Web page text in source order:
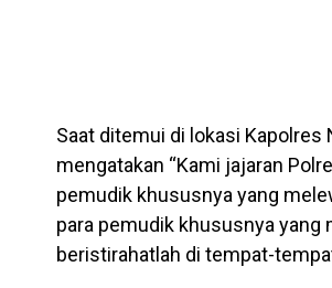
Saat ditemui di lokasi Kapolres
mengatakan “Kami jajaran
pemudik khususnya yang
para pemudik khususnya yang
beristirahatlah di tempat-